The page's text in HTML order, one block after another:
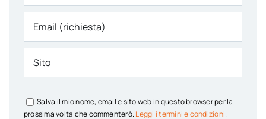
Salva il mio nome, email e sito web in questo browser per la
prossima volta che commenterò. Leggi i termini e condizioni.